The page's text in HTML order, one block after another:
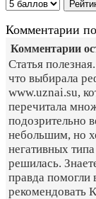
Комментарии
Комментарии
Статья
что выбирала
www.uznai.su,
перечитала
подозрительно
небольшим, но
негативных
решилась.
правда помогли
рекомендовать